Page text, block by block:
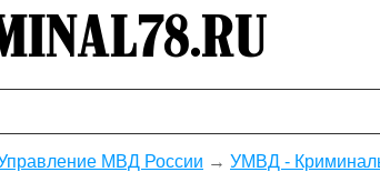
МВД России → УМВД -